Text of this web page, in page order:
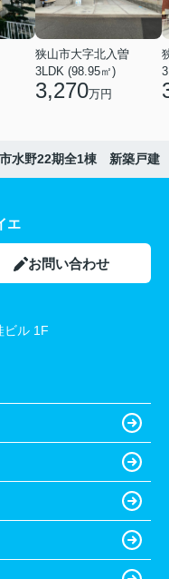
狭山市大字北入曽
3LDK (98.95㎡)
3,270万円
水野22期全1棟 新築戸建
エ
お問い合わせ
ビル 1F